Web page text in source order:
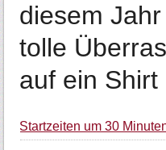
diesem
tolle
auf ein Shirt
Startzeiten um 30